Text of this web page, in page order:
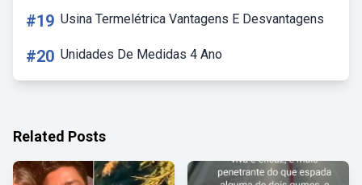
#19 Usina Termelétrica Vantagens E Desvantagens
#20 Unidades De Medidas 4 Ano
Related Posts